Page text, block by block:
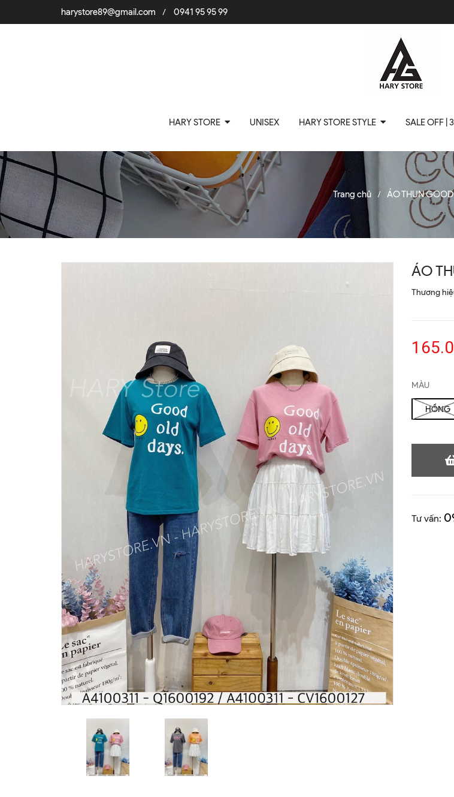
harystore89@gmail.com / 0941 95 95 99
HARY STORE UNISEX HARY STORE STYLE SALE OFF |
Trang chủ / ÁO THUN
ÁO
Thương
MÀU
HỒNG
Tư vấn: